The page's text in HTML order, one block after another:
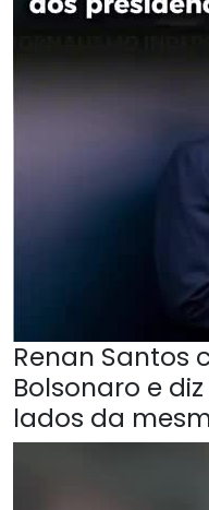
Renan Santos
Bolsonaro e
lados da